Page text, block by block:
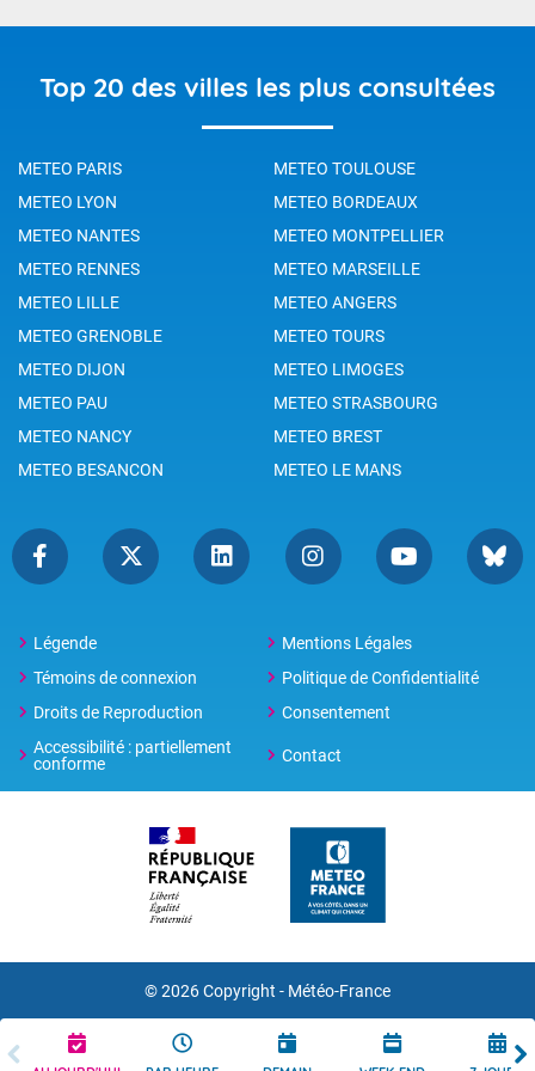
Top 20 des villes les plus consultées
METEO PARIS
METEO TOULOUSE
METEO LYON
METEO BORDEAUX
METEO NANTES
METEO MONTPELLIER
METEO RENNES
METEO MARSEILLE
METEO LILLE
METEO ANGERS
METEO GRENOBLE
METEO TOURS
METEO DIJON
METEO LIMOGES
METEO PAU
METEO STRASBOURG
METEO NANCY
METEO BREST
METEO BESANCON
METEO LE MANS
Légende
Mentions Légales
Témoins de connexion
Politique de Confidentialité
Droits de Reproduction
Consentement
Accessibilité : partiellement
conforme
Contact
© 2026 Copyright - Météo-France